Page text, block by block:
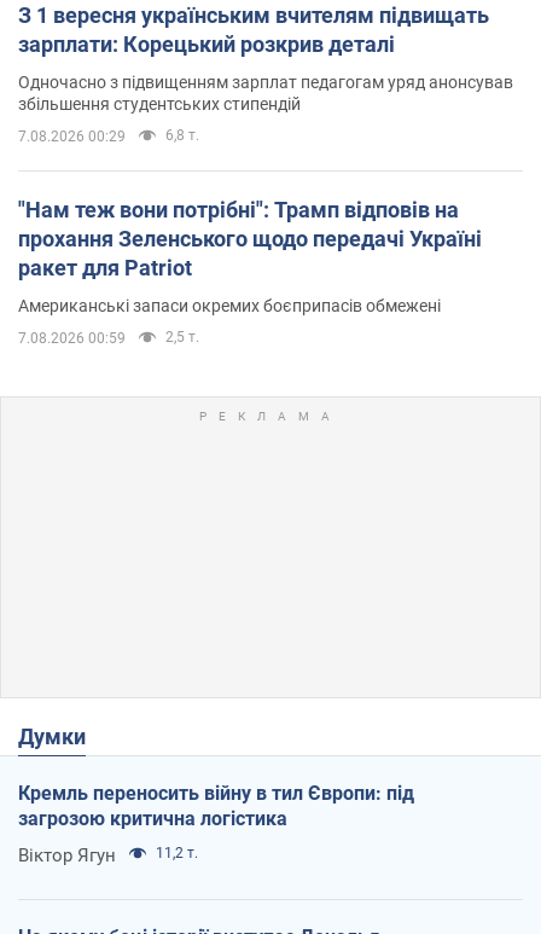
З 1 вересня українським вчителям підвищать
зарплати: Корецький розкрив деталі
Одночасно з підвищенням зарплат педагогам уряд анонсував
збільшення студентських стипендій
7.08.2026 00:29 6,8 т.
"Нам теж вони потрібні": Трамп відповів на
прохання Зеленського щодо передачі Україні
ракет для Patriot
Американські запаси окремих боєприпасів обмежені
7.08.2026 00:59 2,5 т.
Думки
Кремль переносить війну в тил Європи: під
загрозою критична логістика
Віктор Ягун 11,2 т.